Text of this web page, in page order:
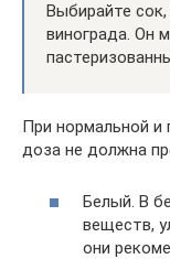
Выбирайте
винограда. Он
При нормальной и
доза не должна
Белый. В
веществ,
они